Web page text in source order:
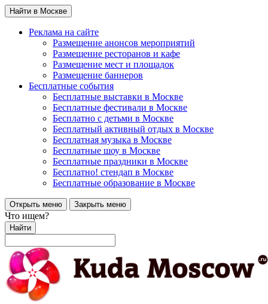
Найти в Москве
Реклама на сайте
Размещение анонсов мероприятий
Размещение ресторанов и кафе
Размещение мест и площадок
Размещение баннеров
Бесплатные события
Бесплатные выставки в Москве
Бесплатные фестивали в Москве
Бесплатно с детьми в Москве
Бесплатный активный отдых в Москве
Бесплатная музыка в Москве
Бесплатные шоу в Москве
Бесплатные праздники в Москве
Бесплатно! стендап в Москве
Бесплатные образование в Москве
Открыть меню Закрыть меню
Что ищем?
Найти